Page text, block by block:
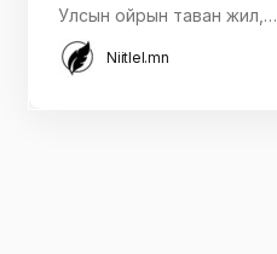
Улсын ойрын таван жил,…
Niitlel.mn